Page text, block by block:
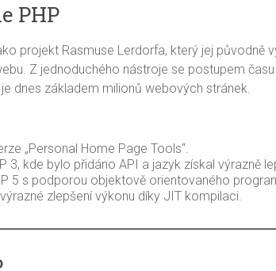
PHP
projekt Rasmuse Lerdorfa, který jej původně
Z jednoduchého nástroje se postupem
dnes základem milionů webových stránek.
„Personal Home Page Tools“.
3, kde bylo přidáno API a jazyk získal výrazně
5 s podporou objektově orientovaného
zlepšení výkonu díky JIT kompilaci.